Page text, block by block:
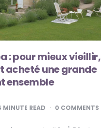
: pour mieux vieillir,
acheté une grande
ensemble
MINUTE READ 0 COMMENTS